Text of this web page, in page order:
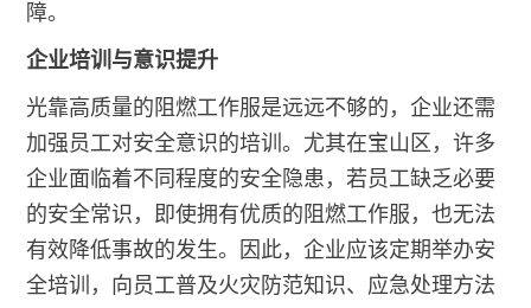
障。
企业培训与意识提升
光靠高质量的阻燃工作服是远远不够的，企业还需
加强员工对安全意识的培训。尤其在宝山区，许多
企业面临着不同程度的安全隐患，若员工缺乏必要
的安全常识，即使拥有优质的阻燃工作服，也无法
有效降低事故的发生。因此，企业应该定期举办安
全培训，向员工普及火灾防范知识、应急处理方法